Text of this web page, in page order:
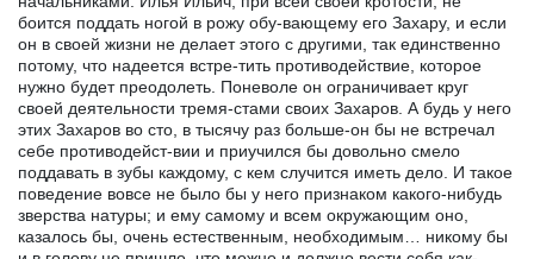
боится поддать ногой в рожу обу-вающему его Захару, и если
он в своей жизни не делает этого с другими, так единственно
потому, что надеется встре-тить противодействие, которое
нужно будет преодолеть. Поневоле он ограничивает круг
своей деятельности тремя-стами своих Захаров. А будь у него
этих Захаров во сто, в тысячу раз больше-он бы не встречал
себе противодейст-вии и приучился бы довольно смело
поддавать в зубы каждому, с кем случится иметь дело. И такое
поведение вовсе не было бы у него признаком какого-нибудь
зверства натуры; и ему самому и всем окружающим оно,
казалось бы, очень естественным, необходимым… никому бы